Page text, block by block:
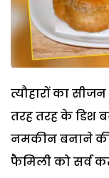
त्यौहारों का
तरह तरह के डिश
नमकीन बनाने की
फैमिली को सर्व